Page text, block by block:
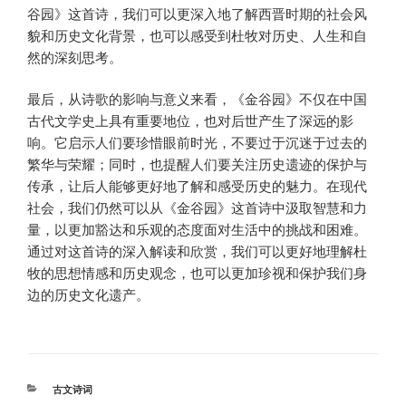
谷园》这首诗，我们可以更深入地了解西晋时期的社会风
貌和历史文化背景，也可以感受到杜牧对历史、人生和自
然的深刻思考。
最后，从诗歌的影响与意义来看，《金谷园》不仅在中国
古代文学史上具有重要地位，也对后世产生了深远的影
响。它启示人们要珍惜眼前时光，不要过于沉迷于过去的
繁华与荣耀；同时，也提醒人们要关注历史遗迹的保护与
传承，让后人能够更好地了解和感受历史的魅力。在现代
社会，我们仍然可以从《金谷园》这首诗中汲取智慧和力
量，以更加豁达和乐观的态度面对生活中的挑战和困难。
通过对这首诗的深入解读和欣赏，我们可以更好地理解杜
牧的思想情感和历史观念，也可以更加珍视和保护我们身
边的历史文化遗产。
分
古文诗词